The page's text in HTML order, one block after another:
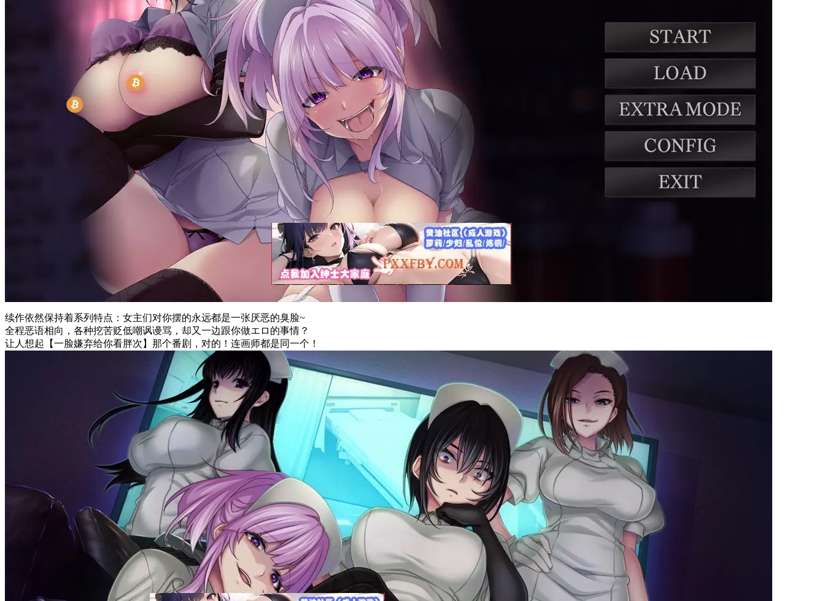
续作依然保持着系列特点：女主们对你摆的永远都是一张厌恶的臭脸~
全程恶语相向，各种挖苦贬低嘲讽谩骂，却又一边跟你做エロ的事情？
让人想起【一脸嫌弃给你看胖次】那个番剧，对的！连画师都是同一个！